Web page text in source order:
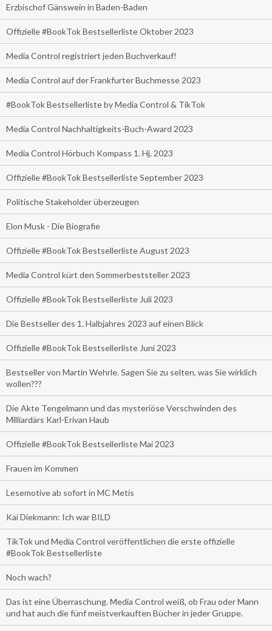
Erzbischof Gänswein in Baden-Baden
Offizielle #BookTok Bestsellerliste Oktober 2023
Media Control registriert jeden Buchverkauf!
Media Control auf der Frankfurter Buchmesse 2023
#BookTok Bestsellerliste by Media Control & TikTok
Media Control Nachhaltigkeits-Buch-Award 2023
Media Control Hörbuch Kompass 1. Hj. 2023
Offizielle #BookTok Bestsellerliste September 2023
Politische Stakeholder überzeugen
Elon Musk - Die Biografie
Offizielle #BookTok Bestsellerliste August 2023
Media Control kürt den Sommerbeststeller 2023
Offizielle #BookTok Bestsellerliste Juli 2023
Die Bestseller des 1. Halbjahres 2023 auf einen Blick
Offizielle #BookTok Bestsellerliste Juni 2023
Bestseller von Martin Wehrle. Sagen Sie zu selten, was Sie wirklich
wollen???
Die Akte Tengelmann und das mysteriöse Verschwinden des
Milliardärs Karl-Erivan Haub
Offizielle #BookTok Bestsellerliste Mai 2023
Frauen im Kommen
Lesemotive ab sofort in MC Metis
Kai Diekmann: Ich war BILD
TikTok und Media Control veröffentlichen die erste offizielle
#BookTok Bestsellerliste
Noch wach?
Das ist eine Überraschung. Media Control weiß, ob Frau oder Mann
und hat auch die fünf meistverkauften Bücher in jeder Gruppe.